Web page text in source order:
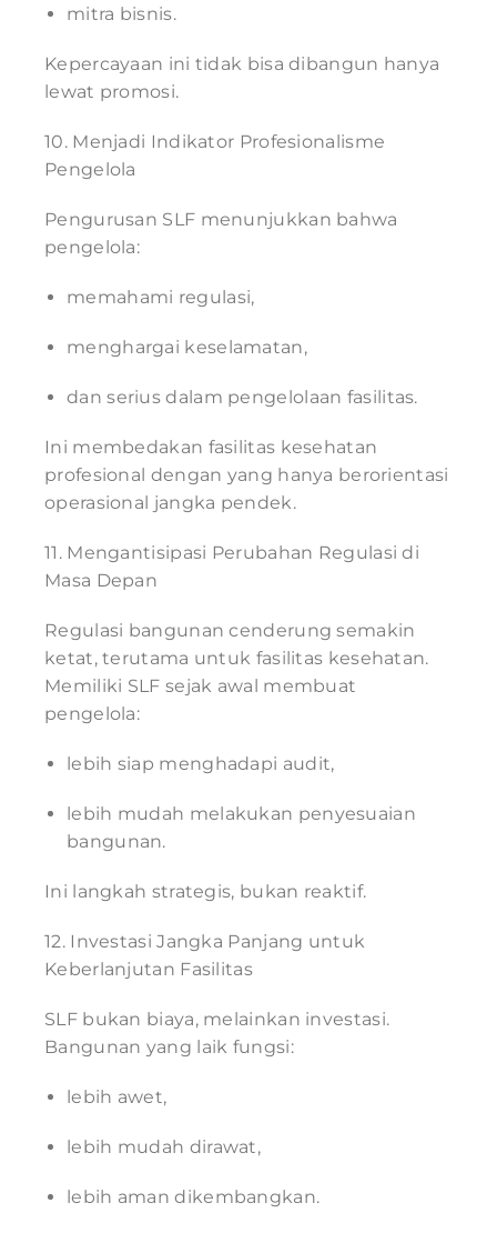
mitra bisnis.
Kepercayaan ini tidak bisa dibangun hanya
lewat promosi.
10. Menjadi Indikator Profesionalisme
Pengelola
Pengurusan SLF menunjukkan bahwa
pengelola:
memahami regulasi,
menghargai keselamatan,
dan serius dalam pengelolaan fasilitas.
Ini membedakan fasilitas kesehatan
profesional dengan yang hanya berorientasi
operasional jangka pendek.
11. Mengantisipasi Perubahan Regulasi di
Masa Depan
Regulasi bangunan cenderung semakin
ketat, terutama untuk fasilitas kesehatan.
Memiliki SLF sejak awal membuat
pengelola:
lebih siap menghadapi audit,
lebih mudah melakukan penyesuaian
bangunan.
Ini langkah strategis, bukan reaktif.
12. Investasi Jangka Panjang untuk
Keberlanjutan Fasilitas
SLF bukan biaya, melainkan investasi.
Bangunan yang laik fungsi:
lebih awet,
lebih mudah dirawat,
lebih aman dikembangkan.